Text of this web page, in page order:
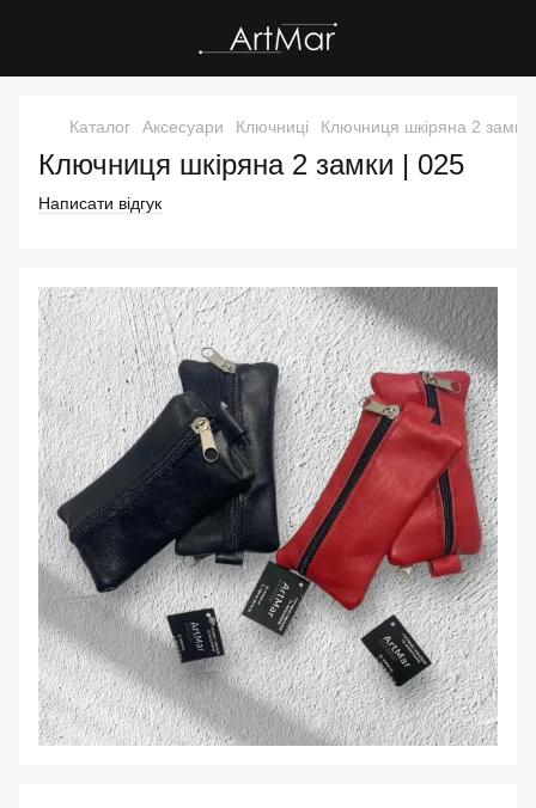
Каталог Аксесуари Ключниці Ключниця шкіряна 2 замки
Ключниця шкіряна 2 замки | 025
Написати відгук